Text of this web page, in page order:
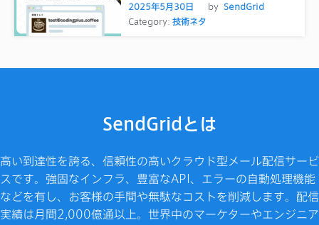
2025年5月30日 by SendGrid
Category: 技術ネタ
SendGridとは
高い到達性を誇る、信頼性の高いクラウド型メール配信サービ
スです。強固なインフラ、豊富なAPI、エラーの自動処理機能
などを有し、お客様の手間や無駄なコストを削減します。配信
実績は月間2,000億通以上。世界中のマーケターやエンジニア